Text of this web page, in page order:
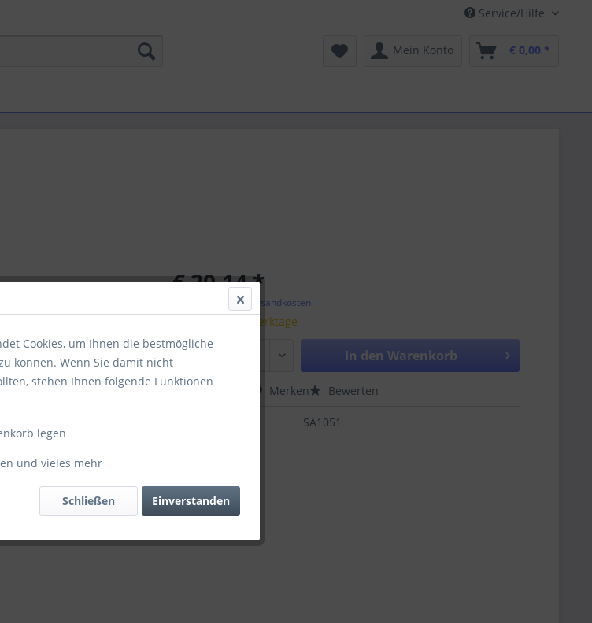
Service/Hilfe
Mein Konto € 0,00 *
€ 20,14 *
zzgl. Versandkosten
Lieferzeit 5 Werktage
In den Warenkorb
Vergleichen Merken Bewerten
SA1051
Cookies, um Ihnen die bestmögliche
können. Wenn Sie damit nicht
stehen Ihnen folgende Funktionen
legen
und vieles mehr
Einverstanden
Schließen